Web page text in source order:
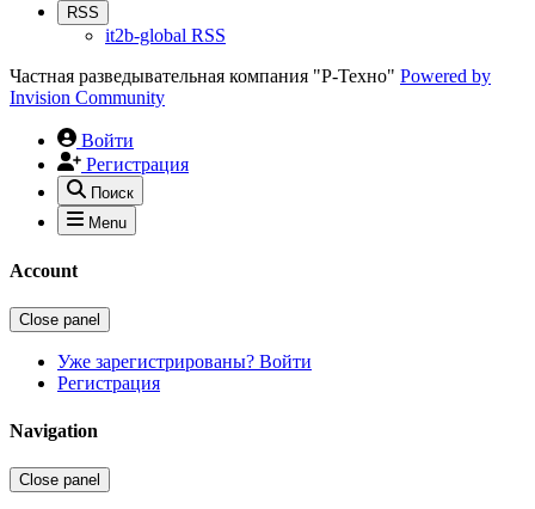
RSS
it2b-global RSS
Частная разведывательная компания "Р-Техно" Powered by
Invision Community
Войти
Регистрация
Поиск
Menu
Account
Close panel
Уже зарегистрированы? Войти
Регистрация
Navigation
Close panel